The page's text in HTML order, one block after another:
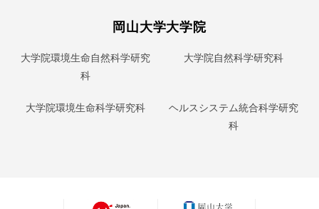
岡山大学大学院
大学院環境生命自然科学研究
科
大学院自然科学研究科
大学院環境生命科学研究科
ヘルスシステム統合科学研究
科